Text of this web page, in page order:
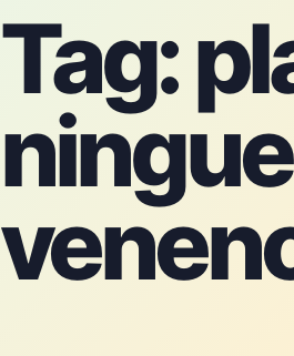
Tag: